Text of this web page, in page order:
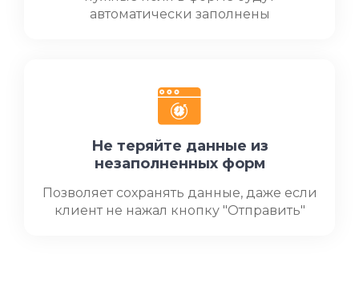
автоматически заполнены
Не теряйте данные из
незаполненных форм
Позволяет сохранять данные, даже если
клиент не нажал кнопку "Отправить"